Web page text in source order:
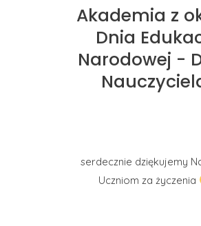
Akademia z
Dnia
Narodowej -
serdecznie dziękujemy
Uczniom za życzenia